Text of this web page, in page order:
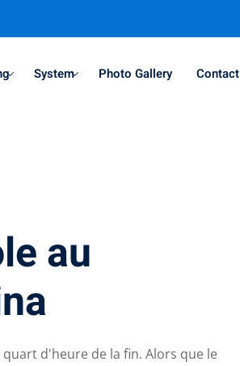
System Photo Gallery Contact
au
d'heure de la fin. Alors que le
account?